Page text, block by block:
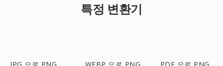
특정 변환기